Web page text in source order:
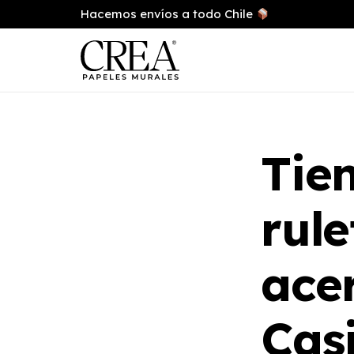
Hacemos envíos a todo Chile